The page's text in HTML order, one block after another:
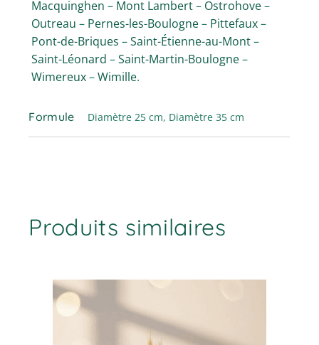
Macquinghen – Mont Lambert– Ostrohove–
Outreau – Pernes-les-Boulogne– Pittefaux–
Pont-de-Briques –Saint-Étienne-au-Mont–
Saint-Léonard –Saint-Martin-Boulogne–
Wimereux–Wimille.
Formule Diamètre 25 cm, Diamètre 35 cm
Produits similaires